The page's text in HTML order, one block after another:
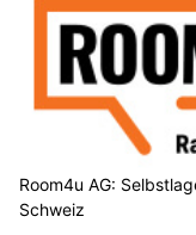
Room4u AG:
Schweiz